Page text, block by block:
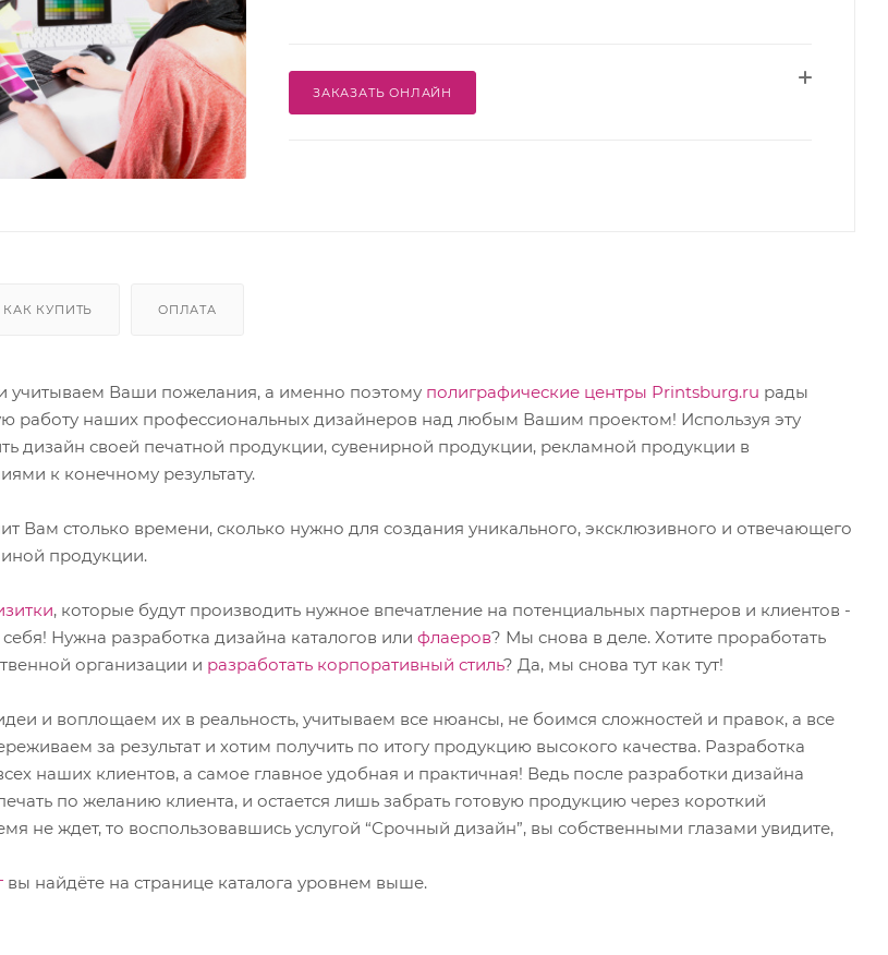
ЗАКАЗАТЬ ОНЛАЙН
КАК КУПИТЬ ОПЛАТА
учитываем Ваши пожелания, а именно поэтому полиграфические центры Printsburg.ru рады
работу наших профессиональных дизайнеров над любым Вашим проектом! Используя эту
дизайн своей печатной продукции, сувенирной продукции, рекламной продукции в
к конечному результату.
Вам столько времени, сколько нужно для создания уникального, эксклюзивного и отвечающего
продукции.
, которые будут производить нужное впечатление на потенциальных партнеров и клиентов -
Нужна разработка дизайна каталогов или флаеров? Мы снова в деле. Хотите проработать
организации и разработать корпоративный стиль? Да, мы снова тут как тут!
и воплощаем их в реальность, учитываем все нюансы, не боимся сложностей и правок, а все
за результат и хотим получить по итогу продукцию высокого качества. Разработка
наших клиентов, а самое главное удобная и практичная! Ведь после разработки дизайна
по желанию клиента, и остается лишь забрать готовую продукцию через короткий
не ждет, то воспользовавшись услугой “Срочный дизайн”, вы собственными глазами увидите,
вы найдёте на странице каталога уровнем выше.
Моно
Карманные
Производственные